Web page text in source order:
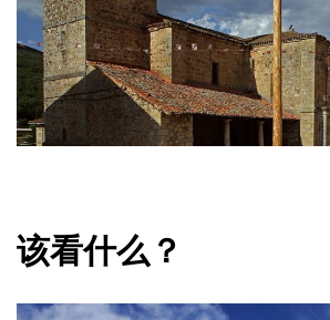
该看什么？